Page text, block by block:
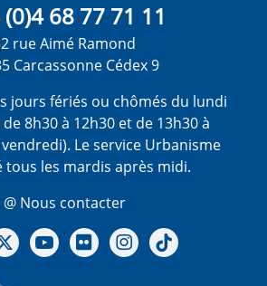
68 77 71 11
rue Aimé Ramond
Carcassonne Cédex 9
jours fériés ou chômés du lundi
8h30 à 12h30 et de 13h30 à
Le service Urbanisme
tous les mardis après midi.
@ Nous contacter
Facebook
Notre X - (twitter)
Notre chaine Youtube
Notre Gallerie sur Flickr
Notre Instagram